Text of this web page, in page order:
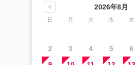
2026年8月
日 月 火 水 木
2
3 4 5 6